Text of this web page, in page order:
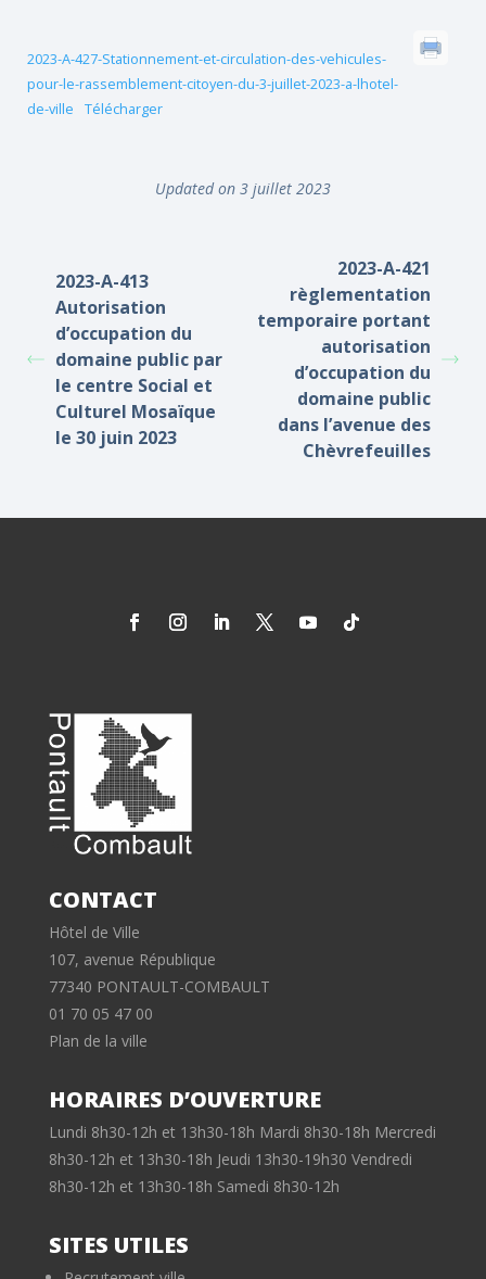
2023-A-427-Stationnement-et-circulation-des-vehicules-
pour-le-rassemblement-citoyen-du-3-juillet-2023-a-lhotel-
de-ville
Télécharger
Updated on 3 juillet 2023
2023-A-413
Autorisation
d’occupation du
domaine public par
le centre Social et
Culturel Mosaïque
le 30 juin 2023
2023-A-421
règlementation
temporaire portant
autorisation
d’occupation du
domaine public
dans l’avenue des
Chèvrefeuilles
CONTACT
Hôtel de Ville
107, avenue République
77340 PONTAULT-COMBAULT
01 70 05 47 00
Plan de la ville
HORAIRES D’OUVERTURE
Lundi 8h30-12h et 13h30-18h Mardi 8h30-18h Mercredi
8h30-12h et 13h30-18h Jeudi 13h30-19h30 Vendredi
8h30-12h et 13h30-18h Samedi 8h30-12h
SITES UTILES